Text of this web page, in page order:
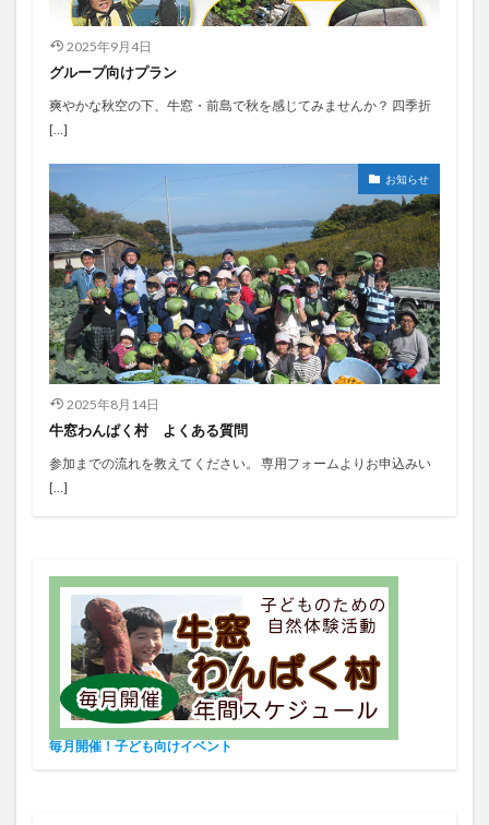
2025年9月4日
グループ向けプラン
爽やかな秋空の下、牛窓・前島で秋を感じてみませんか？ 四季折
[…]
お知らせ
2025年8月14日
牛窓わんぱく村 よくある質問
参加までの流れを教えてください。 専用フォームよりお申込みい
[…]
毎月開催！子ども向けイベント